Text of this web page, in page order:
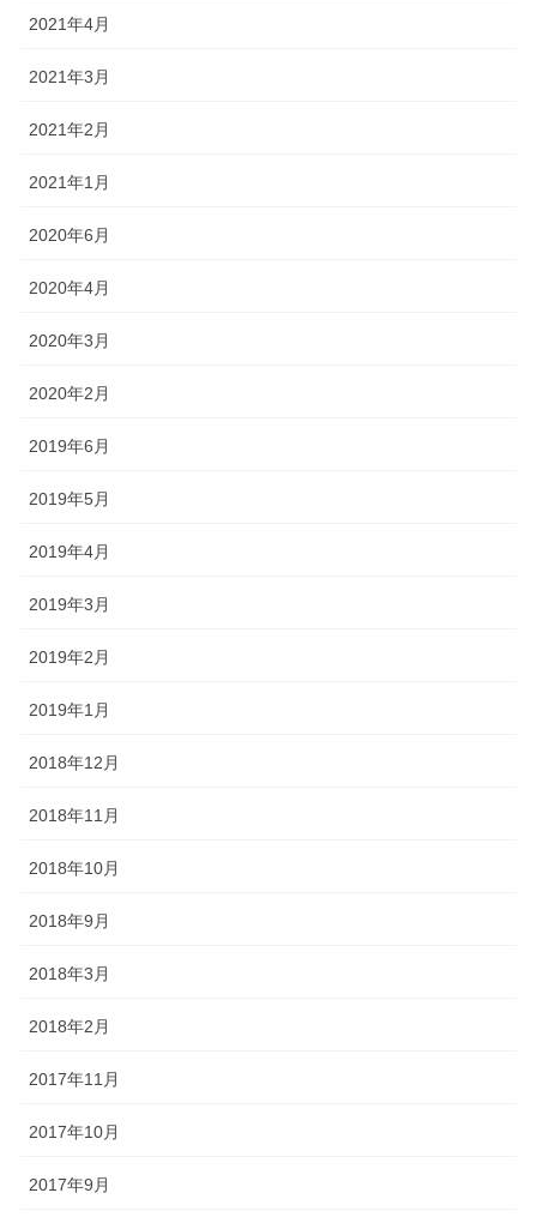
2021年4月
2021年3月
2021年2月
2021年1月
2020年6月
2020年4月
2020年3月
2020年2月
2019年6月
2019年5月
2019年4月
2019年3月
2019年2月
2019年1月
2018年12月
2018年11月
2018年10月
2018年9月
2018年3月
2018年2月
2017年11月
2017年10月
2017年9月